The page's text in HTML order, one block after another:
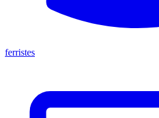
ferristes